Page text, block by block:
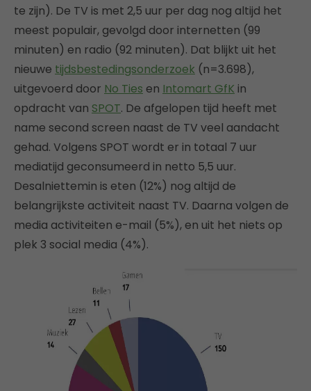
te zijn). De TV is met 2,5 uur per dag nog altijd het
meest populair, gevolgd door internetten (99
minuten) en radio (92 minuten). Dat blijkt uit het
nieuwe tijdsbestedingsonderzoek (n=3.698),
uitgevoerd door No Ties en Intomart GfK in
opdracht van SPOT. De afgelopen tijd heeft met
name second screen naast de TV veel aandacht
gehad. Volgens SPOT wordt er in totaal 7 uur
mediatijd geconsumeerd in netto 5,5 uur.
Desalniettemin is eten (12%) nog altijd de
belangrijkste activiteit naast TV. Daarna volgen de
media activiteiten e-mail (5%), en uit het niets op
plek 3 social media (4%).